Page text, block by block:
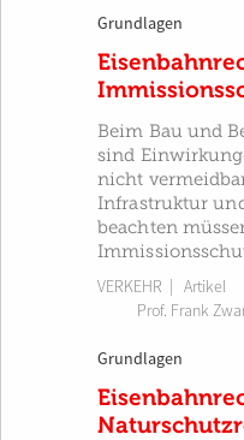
Grundlagen
Beim Bau und
sind
nicht
Infrastruktur
beachten
VERKEHR | Artikel
Prof. Frank
Grundlagen